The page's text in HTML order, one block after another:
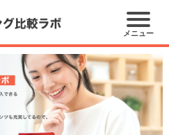
メニュー